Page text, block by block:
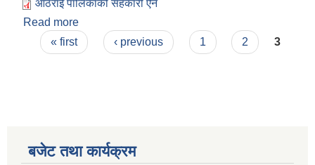
आठराई पालिकाको सहकारी ऐन
Read more
Pages
« first ‹ previous 1 2 3
बजेट तथा कार्यक्रम